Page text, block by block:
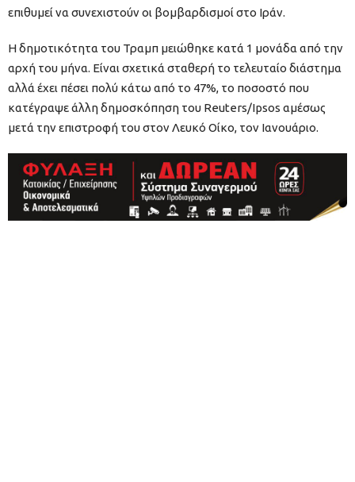
επιθυμεί να συνεχιστούν οι βομβαρδισμοί στο Ιράν.
Η δημοτικότητα του Τραμπ μειώθηκε κατά 1 μονάδα από την
αρχή του μήνα. Είναι σχετικά σταθερή το τελευταίο διάστημα
αλλά έχει πέσει πολύ κάτω από το 47%, το ποσοστό που
κατέγραψε άλλη δημοσκόπηση του Reuters/Ipsos αμέσως
μετά την επιστροφή του στον Λευκό Οίκο, τον Ιανουάριο.